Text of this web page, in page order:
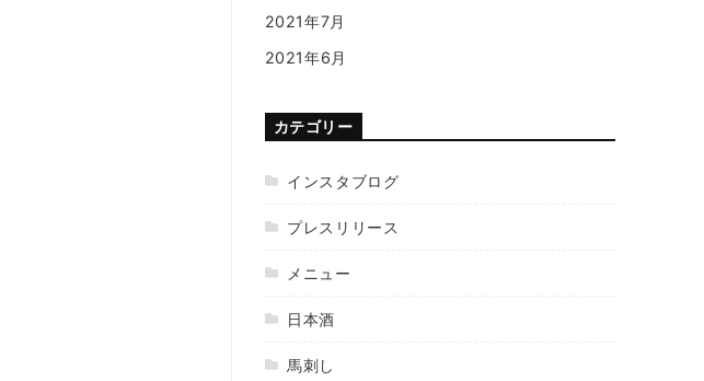
2021年7月
2021年6月
カテゴリー
インスタブログ
プレスリリース
メニュー
日本酒
馬刺し